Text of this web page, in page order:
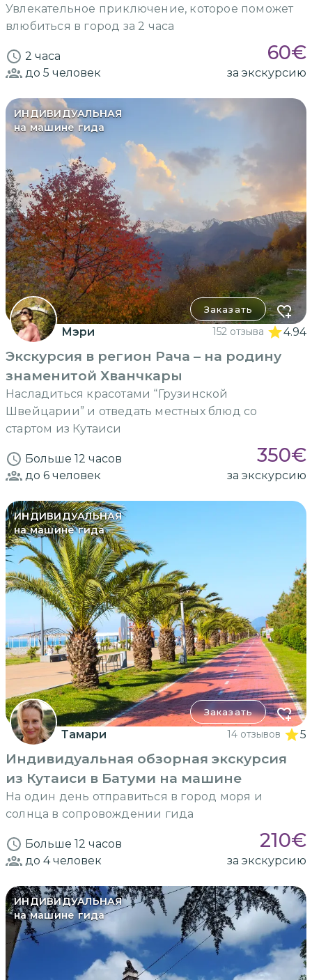
Увлекательное приключение, которое поможет
влюбиться в город за 2 часа
2 часа 60€
до 5 человек за экскурсию
ИНДИВИДУАЛЬНАЯ
на машине гида
Заказать
Мэри 152 отзыва 4.94
Экскурсия в регион Рача – на родину
знаменитой Хванчкары
Насладиться красотами “Грузинской
Швейцарии” и отведать местных блюд со
стартом из Кутаиси
Больше 12 часов 350€
до 6 человек за экскурсию
ИНДИВИДУАЛЬНАЯ
на машине гида
Заказать
Тамари 14 отзывов 5
Индивидуальная обзорная экскурсия
из Кутаиси в Батуми на машине
На один день отправиться в город моря и
солнца в сопровождении гида
Больше 12 часов 210€
до 4человек за экскурсию
ИНДИВИДУАЛЬНАЯ
на машине гида